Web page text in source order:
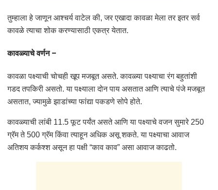
तुम्हाला हे जाणून आश्चर्य वाटेल की, जर एखादा कावळा मेला तर इतर सर्व
कावळे त्याचा शोक करण्यासाठी एकत्र येतात.
कावळ्याचे वर्णन –
कावळा पक्ष्याची चोचही खूप मजबूत असते. कावळ्या पक्ष्याचा रंग बहुतांशी
गडद तपकिरी असतो. या पक्ष्याला दोन पाय असतात आणि त्याचे पंजे मजबूत
असतात, ज्यामुळे झाडांच्या फांद्या पकडणे सोपे होते.
कावळ्याची लांबी 11.5 फूट पर्यंत असते आणि या पक्ष्याचे वजन सुमारे 250
ग्रॅम ते 500 ग्रॅम किंवा त्याहून अधिक असू शकते. या पक्ष्याचा आवाज
अतिशय कर्कश्श असून हा पक्षी “काव काव” असा आवाज काढतो.